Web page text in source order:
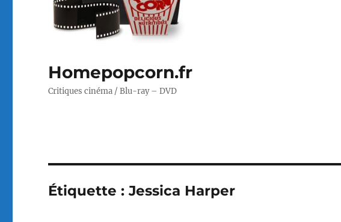
Homepopcorn.fr
Critiques cinéma / Blu-ray – DVD
Étiquette :Jessica Harper